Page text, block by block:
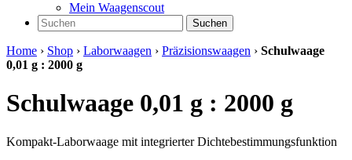
Mein Waagenscout
Suchen
Home › Shop › Laborwaagen › Präzisionswaagen › Schulwaage
0,01 g : 2000 g
Schulwaage 0,01 g : 2000 g
Kompakt-Laborwaage mit integrierter Dichtebestimmungsfunktion